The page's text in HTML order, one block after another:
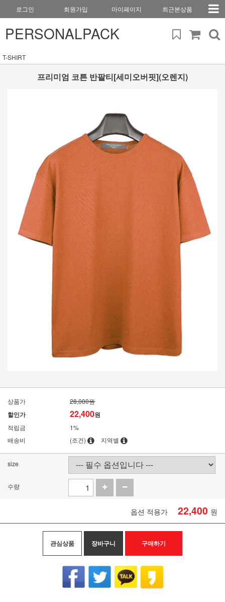
로그인 회원가입 마이페이지 최근본상품
PERSONALPACK
T-SHIRT
프리미엄 코튼 반팔티[세미오버핏](오렌지)
상품가 28,000원
할인가 22,400원
적립금
1%
배송비
(조건) 지역별
size
수량
옵션 적용가 22,400 원
관심상품 장바구니 구매하기